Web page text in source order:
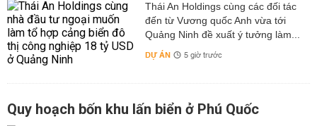
Thái An Holdings cùng các đối tác
đến từ Vương quốc Anh vừa tới
Quảng Ninh đề xuất ý tưởng làm...
DỰ ÁN 5 giờ trước
Quy hoạch bốn khu lấn biển ở Phú Quốc